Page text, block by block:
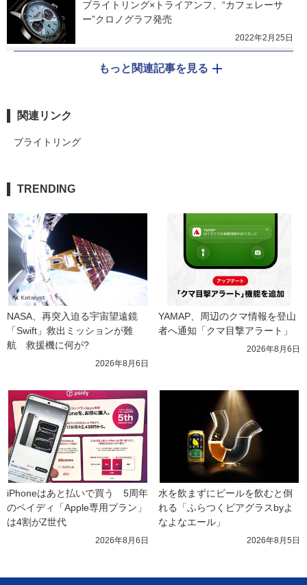
ブライトリング×トライアンフ、“カフェレーサ
ー”クロノグラフ発売
2022年2月25日
もっと関連記事を見る
関連リンク
ブライトリング
TRENDING
NASA、再突入迫る宇宙望遠鏡
「Swift」救出ミッションが難
航　救援機に何が?
2026年8月6日
YAMAP、周辺のクマ情報を登山
者へ通知「クマ目撃アラート」
2026年8月6日
iPhoneはあと払いで買う　5周年
のペイディ「Apple専用プラン」
は4割がZ世代
2026年8月6日
水を飲まずにビールを飲むと倒
れる「ふらつくビアグラスbyよ
なよなエール」
2026年8月5日